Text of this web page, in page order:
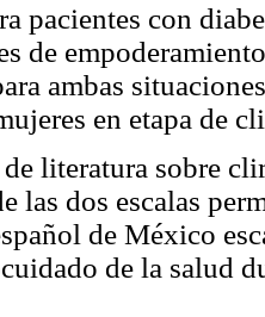
pacientes con
de
ambas
en etapa de
literatura sobre
las dos escalas
de México
de la salud